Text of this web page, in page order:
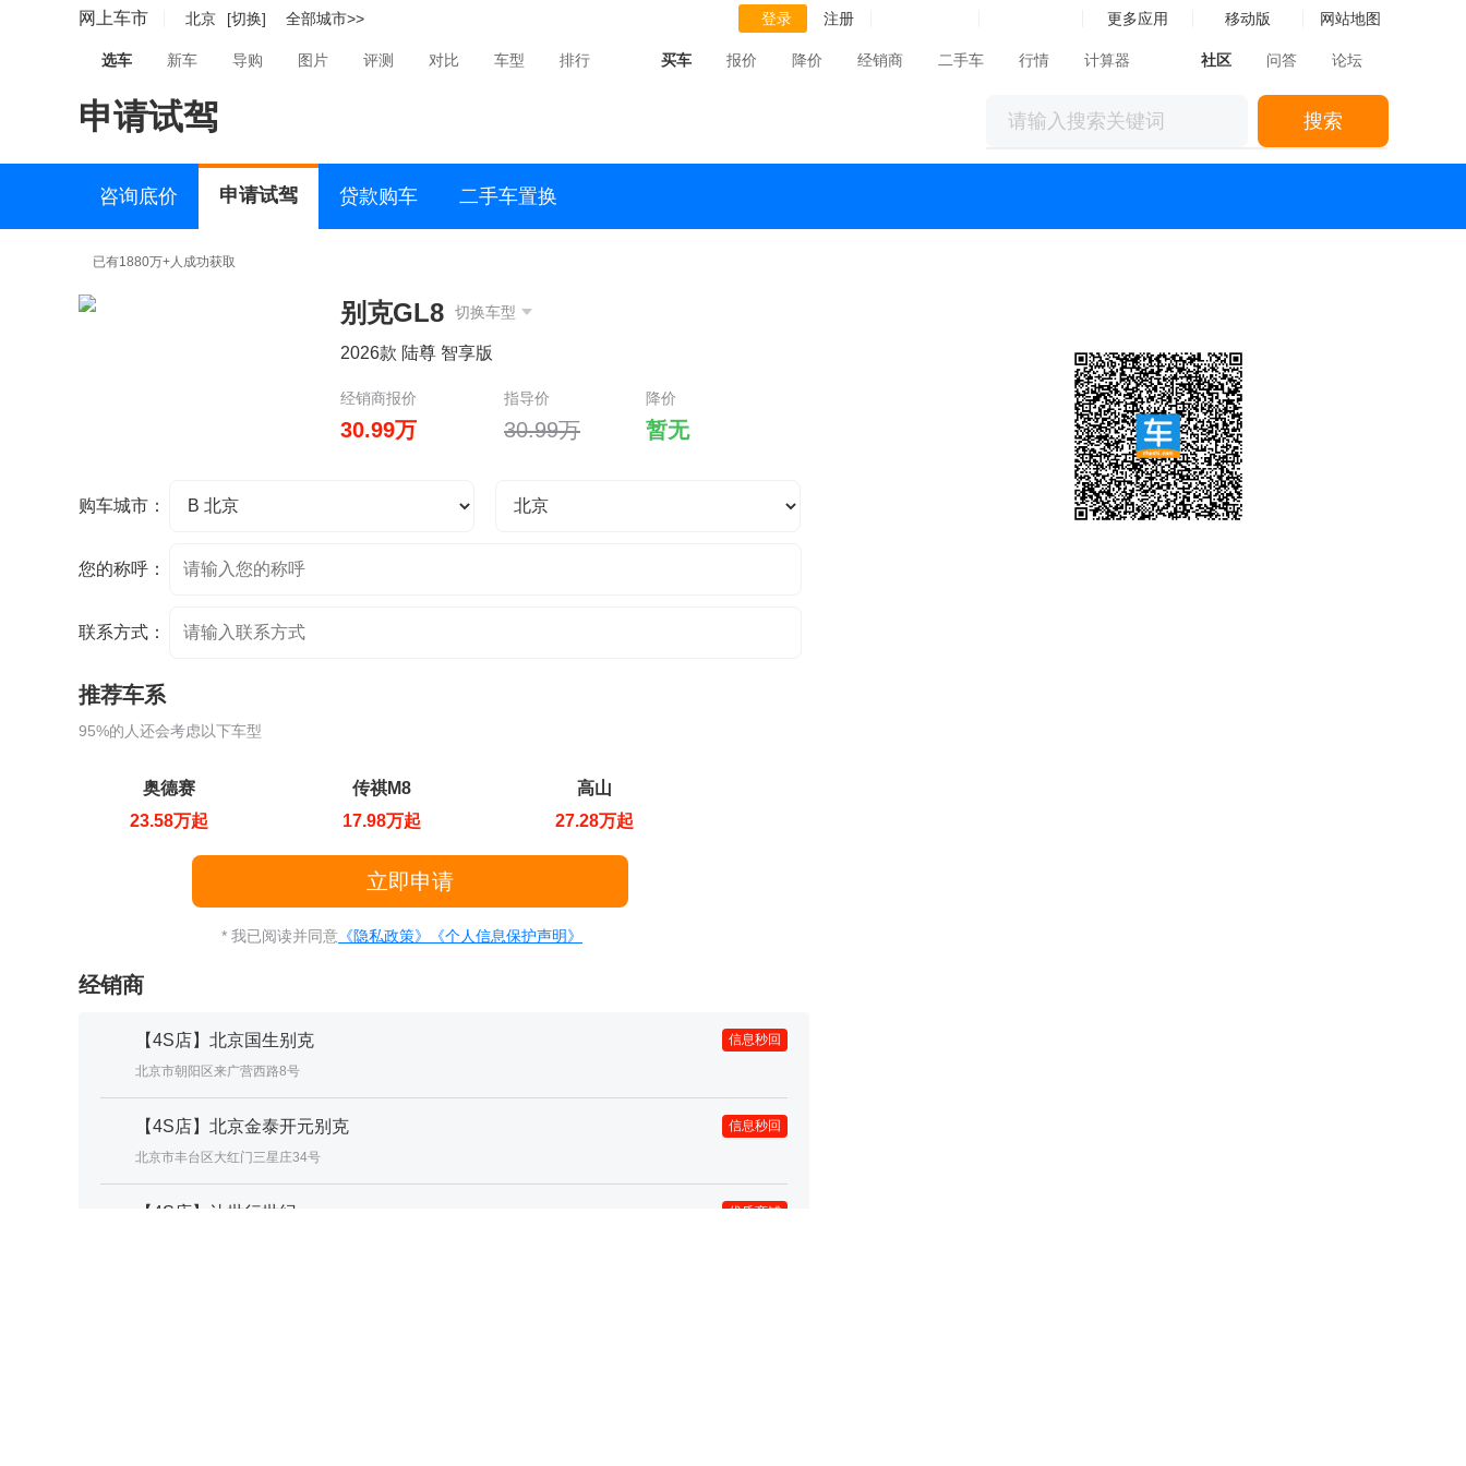
网上车市 北京 [切换] 全部城市>> 登录 注册 更多应用 移动版 网站地图
选车 新车 导购 图片 评测 对比 车型 排行 买车 报价 降价 经销商 二手车 行情 计算器 社区 问答 论坛
申请试驾 搜索
咨询底价 申请试驾 贷款购车 二手车置换
已有1880万+人成功获取
别克GL8 切换车型
2026款 陆尊 智享版
经销商报价 指导价 降价
30.99万 30.99万 暂无
购车城市：
您的称呼：
联系方式：
推荐车系
95%的人还会考虑以下车型
奥德赛
23.58万起
传祺M8
17.98万起
高山
27.28万起
* 我已阅读并同意 《隐私政策》 《个人信息保护声明》
经销商
【4S店】北京国生别克
北京市朝阳区来广营西路8号
信息秒回
【4S店】北京金泰开元别克
北京市丰台区大红门三星庄34号
信息秒回
【4S店】达世行世纪 优质商铺